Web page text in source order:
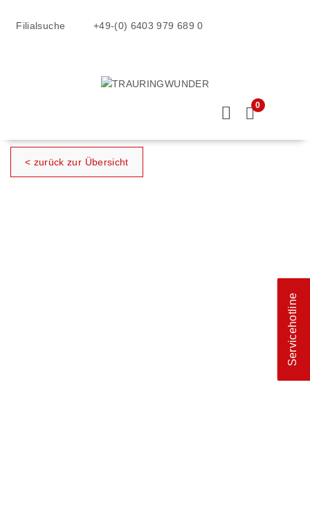
Filialsuche +49-(0) 6403 979 689 0
0
< zurück zur Übersicht
Servicehotline